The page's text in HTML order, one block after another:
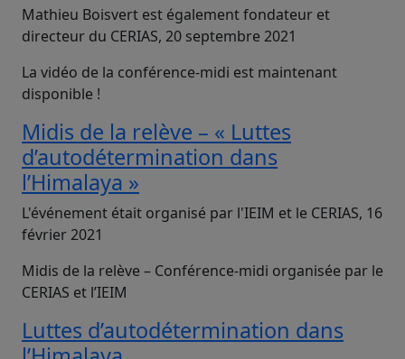
Mathieu Boisvert est également fondateur et
directeur du CERIAS, 20 septembre 2021
La vidéo de la conférence-midi est maintenant
disponible !
Midis de la relève – « Luttes
d’autodétermination dans
l’Himalaya »
L'événement était organisé par l'IEIM et le CERIAS, 16
février 2021
Midis de la relève – Conférence-midi organisée par le
CERIAS et l’IEIM
Luttes d’autodétermination dans